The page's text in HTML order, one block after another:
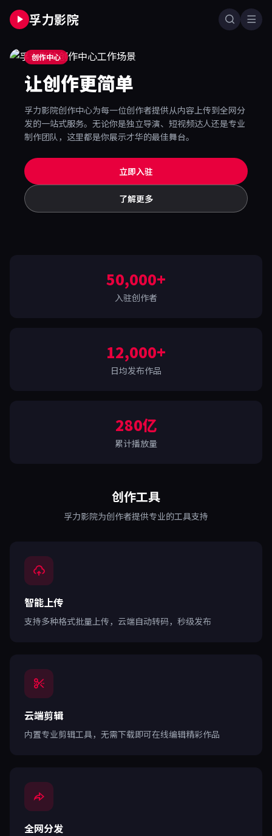
孚力影院
创作中心
让创作更简单
孚力影院创作中心为每一位创作者提供从内容上传到全网分
发的一站式服务。无论你是独立导演、短视频达人还是专业
制作团队，这里都是你展示才华的最佳舞台。
立即入驻
了解更多
50,000+
入驻创作者
12,000+
日均发布作品
280亿
累计播放量
创作工具
孚力影院为创作者提供专业的工具支持
智能上传
支持多种格式批量上传，云端自动转码，秒级发布
云端剪辑
内置专业剪辑工具，无需下载即可在线编辑精彩作品
全网分发